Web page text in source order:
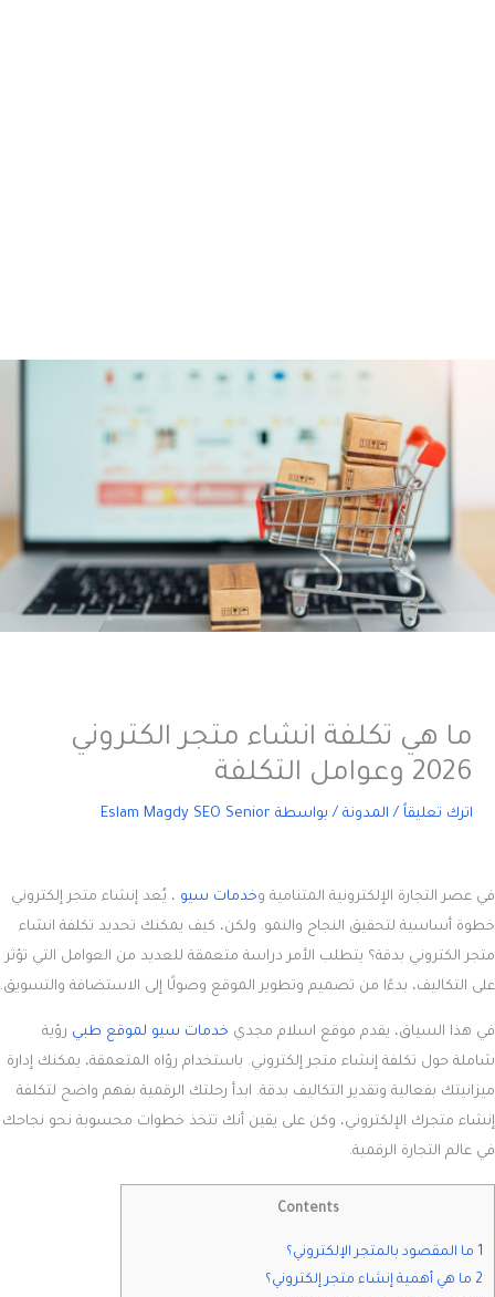
ما هي تكلفة انشاء متجر الكتروني
2026 وعوامل التكلفة
اترك تعليقاً / المدونة / بواسطة Eslam Magdy SEO Senior
في عصر التجارة الإلكترونية المتنامية وخدمات سيو ، يُعد إنشاء متجر إلكتروني
خطوة أساسية لتحقيق النجاح والنمو. ولكن، كيف يمكنك تحديد تكلفة انشاء
متجر الكتروني بدقة؟ يتطلب الأمر دراسة متعمقة للعديد من العوامل التي تؤثر
على التكاليف، بدءًا من تصميم وتطوير الموقع وصولًا إلى الاستضافة والتسويق.
في هذا السياق، يقدم موقع اسلام مجدي خدمات سيو لموقع طبي رؤية
شاملة حول تكلفة إنشاء متجر إلكتروني. باستخدام رؤاه المتعمقة، يمكنك إدارة
ميزانيتك بفعالية وتقدير التكاليف بدقة. ابدأ رحلتك الرقمية بفهم واضح لتكلفة
إنشاء متجرك الإلكتروني، وكن على يقين أنك تتخذ خطوات محسوبة نحو نجاحك
في عالم التجارة الرقمية.
Contents
1 ما المقصود بالمتجر الإلكتروني؟
2 ما هي أهمية إنشاء متجر إلكتروني؟